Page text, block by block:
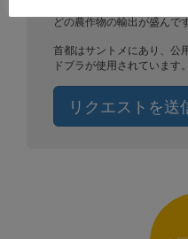
どの農作物の輸出が盛んで
首都はサントメにあり、公
ドブラが使用されています。
リクエストを送